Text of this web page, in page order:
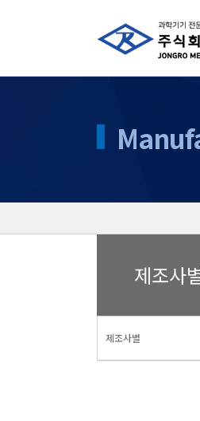
제조사
제조사별